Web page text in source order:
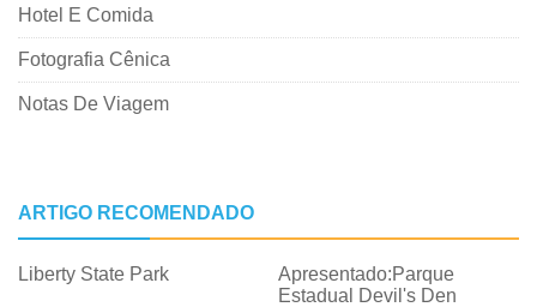
Hotel E Comida
Fotografia Cênica
Notas De Viagem
ARTIGO RECOMENDADO
Liberty State Park
Apresentado:Parque
Estadual Devil's Den